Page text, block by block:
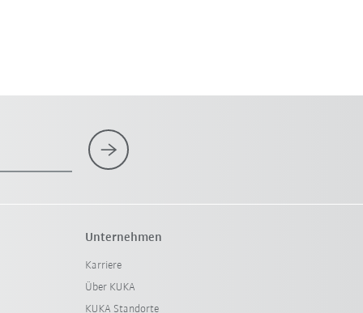
Unternehmen
Karriere
Über KUKA
KUKA Standorte